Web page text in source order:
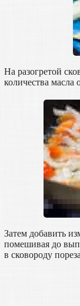
На разогретой
количества масла
Затем добавить
помешивая до
в сковороду